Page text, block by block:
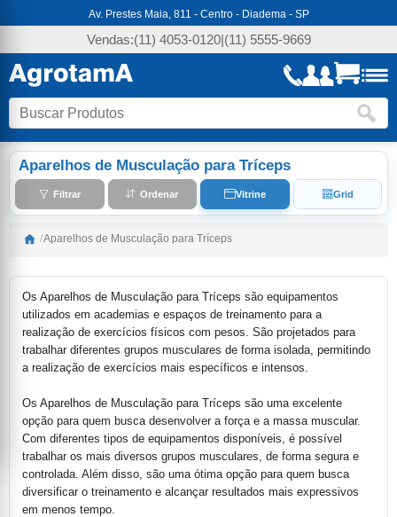
Av. Prestes Maia, 811 - Centro - Diadema - SP
Vendas:(11) 4053-0120|(11) 5555-9669
Aparelhos de Musculação para Tríceps
Filtrar Ordenar Vitrine Grid
/Aparelhos de Musculação para Tríceps
Os Aparelhos de Musculação para Tríceps são equipamentos
utilizados em academias e espaços de treinamento para a
realização de exercícios físicos com pesos. São projetados para
trabalhar diferentes grupos musculares de forma isolada, permitindo
a realização de exercícios mais específicos e intensos.
Os Aparelhos de Musculação para Tríceps são uma excelente
opção para quem busca desenvolver a força e a massa muscular.
Com diferentes tipos de equipamentos disponíveis, é possível
trabalhar os mais diversos grupos musculares, de forma segura e
controlada. Além disso, são uma ótima opção para quem busca
diversificar o treinamento e alcançar resultados mais expressivos
em menos tempo.